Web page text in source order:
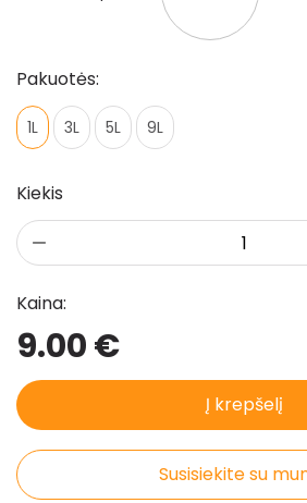
Pakuotės:
1L 3L 5L 9L
Kiekis
Kaina:
9.00 €
Į krepšelį
Susisiekite su